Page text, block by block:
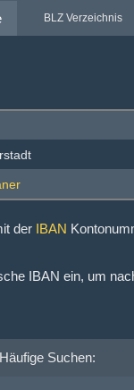
BLZ Verzeichnis
der IBAN
IBAN ein, um
Häufige Suchen: